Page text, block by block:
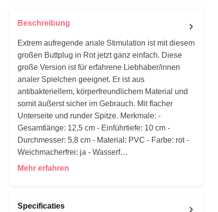
Beschreibung
Extrem aufregende anale Stimulation ist mit diesem
großen Buttplug in Rot jetzt ganz einfach. Diese
große Version ist für erfahrene Liebhaber/innen
analer Spielchen geeignet. Er ist aus
antibakteriellem, körperfreundlichem Material und
somit äußerst sicher im Gebrauch. Mit flacher
Unterseite und runder Spitze. Merkmale: -
Gesamtlänge: 12,5 cm - Einführtiefe: 10 cm -
Durchmesser: 5,8 cm - Material: PVC - Farbe: rot -
Weichmacherfrei: ja - Wasserf…
Mehr erfahren
Specificaties